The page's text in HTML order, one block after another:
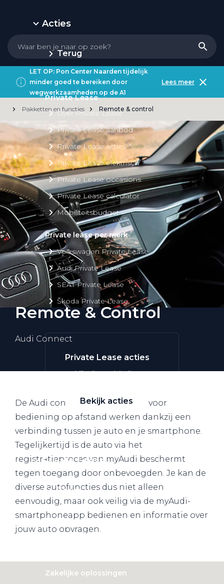
Acties
Terug
Private Lease
Over Private Lease
Private Lease aanbod
Private Lease acties
Private Lease elektrisch
Private Lease occasions
Private Lease calculator
Mobiliteitsbudget
Private lease per merk
Volkswagen Private Lease
Audi Private Lease
SEAT Private Lease
Škoda Private Lease
Private Lease acties
Bekijk alle aanbiedingen
Bekijk acties
Private Lease
Terug
Direct naar
Zakelijke oplossingen
LET OP: Pon Center Naarden tijdelijk
minder goed te bereiken door
wegwerkzaamheden op de A1
Lees meer
Pakketten en functies Remote & control
Remote & Control
Audi Connect
De Audi connect-toepassingen voor
bediening op afstand werken dankzij een
verbinding tussen je auto en je smartphone.
Tegelijkertijd is de auto via het
registratieproces van myAudi beschermt
tegen toegang door onbevoegden. Je kan de
diverse autofuncties dus niet alleen
eenvoudig, maar ook veilig via de myAudi-
smartphoneapp bedienen en informatie over
jouw auto opvragen.